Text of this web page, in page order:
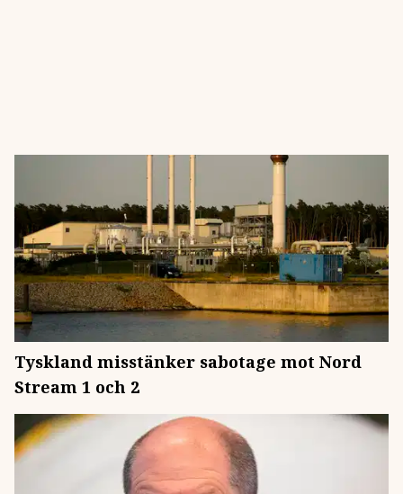
Tyskland misstänker sabotage mot Nord
Stream 1 och 2